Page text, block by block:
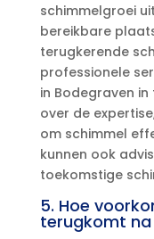
schimmelgroei
bereikbare
terugkerende
professionele
in Bodegraven in
over de
om schimmel
kunnen ook
toekomstige
5.​ Hoe
terugkomt na